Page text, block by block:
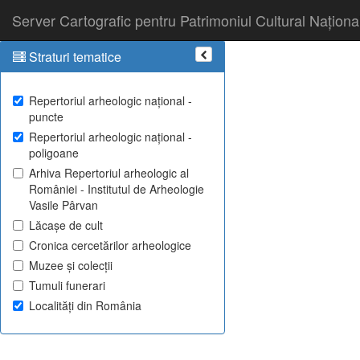
Server Cartografic pentru Patrimoniul Cultural
Straturi tematice
Repertoriul arheologic național -
puncte
Repertoriul arheologic național -
poligoane
Arhiva Repertoriul arheologic al
României - Institutul de Arheologie
Vasile Pârvan
Lăcașe de cult
Cronica cercetărilor arheologice
Muzee și colecții
Tumuli funerari
Localități din România